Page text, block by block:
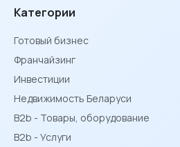
Категории
Готовый бизнес
Франчайзинг
Инвестиции
Недвижимость Беларуси
B2b - Товары, оборудование
B2b - Услуги